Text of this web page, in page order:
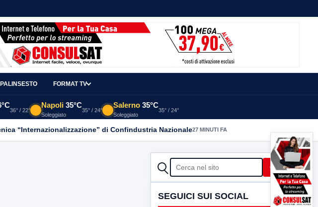
PALINSESTO FORMAT TV
36° / 22°
Napoli 35°C
Soleggiato
35° / 24°
Salerno 35°C
Soleggiato
35° / 24°
“Internazionalizzazione” di Confindustria Nazionale27 MINUTI FA
CERCA Cerca
SEGUICI SUI SOCIAL